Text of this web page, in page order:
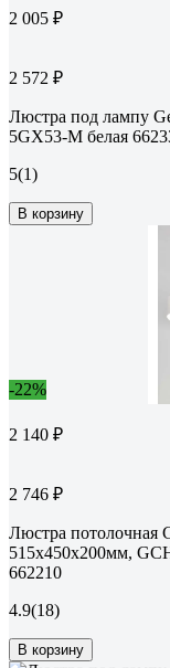
2 005 ₽
2 572 ₽
Люстра под лампу
5GX53-M белая
5(1)
В корзину
-22%
2 140 ₽
2 746 ₽
Люстра потолочная
515х450х200мм,
662210
4.9(18)
В корзину